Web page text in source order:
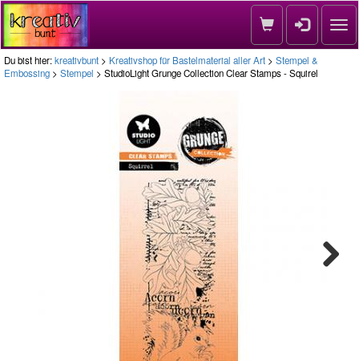
Du bist hier:kreativbunt > Kreativshop für Bastelmaterial aller Art > Stempel &
Embossing > Stempel > StudioLight Grunge Collection Clear Stamps - Squirel